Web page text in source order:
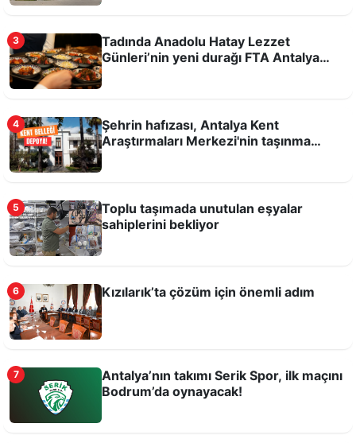
Bu şartlarda sporcu yetişmez!
Rüzgarı Bekleyen Antalyalılar
3
Tadında Anadolu Hatay Lezzet
Günleri’nin yeni durağı FTA Antalya
4
Şehrin hafızası, Antalya Kent
Araştırmaları Merkezi'nin taşınma
5
Toplu taşımada unutulan eşyalar
sahiplerini bekliyor
6 Kızılarık’ta çözüm için önemli adım
7
Antalya’nın takımı Serik Spor, ilk maçını
Bodrum’da oynayacak!